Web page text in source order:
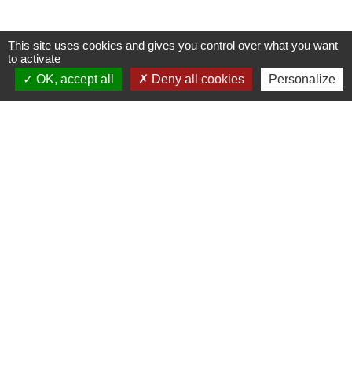
Contacts
This site uses cookies and gives you control over what you want
to activate
OK, accept all
Deny all cookies Personalize